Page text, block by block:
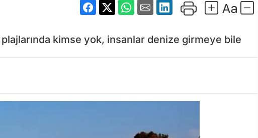
plajlarında kimse yok, insanlar denize girmeye bile